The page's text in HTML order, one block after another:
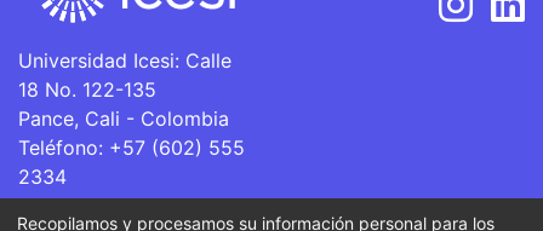
Universidad Icesi: Calle
18 No. 122-135
Pance, Cali - Colombia
Teléfono: +57 (602) 555
2334
ventanillaunica@icesi.edu.co
Recopilamos y procesamos su información personal para los